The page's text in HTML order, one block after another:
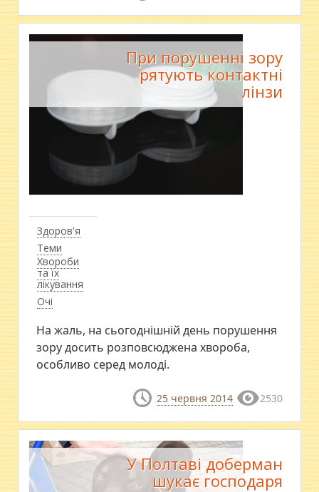
Здоров'я
Теми
Хвороби
та їх
лікування
Очі
При порушенні зору
рятують контактні
лінзи
На жаль, на сьогоднішній день порушення
зору досить розповсюджена хвороба,
особливо серед молоді.
25 червня 2014 2530
У Полтаві доберман
шукає господаря